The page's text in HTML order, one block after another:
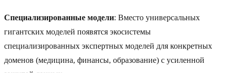
Специализированные модели: Вместо универсальных
гигантских моделей появятся экосистемы
специализированных экспертных моделей для конкретных
доменов (медицина, финансы, образование) с усиленной